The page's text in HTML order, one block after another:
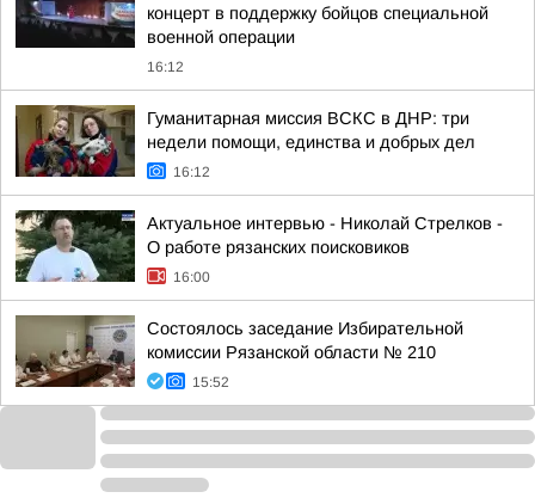
концерт в поддержку бойцов специальной
военной операции
16:12
Гуманитарная миссия ВСКС в ДНР: три
недели помощи, единства и добрых дел
16:12
Актуальное интервью - Николай Стрелков -
О работе рязанских поисковиков
16:00
Состоялось заседание Избирательной
комиссии Рязанской области № 210
15:52